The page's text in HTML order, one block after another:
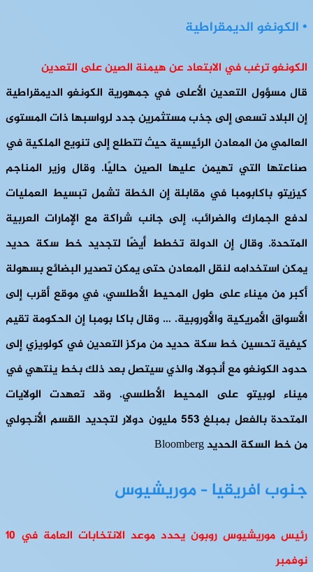
• الكونغو الديمقراطية
الكونغو ترغب في الابتعاد عن هيمنة الصين على التعدين
قال مسؤول التعدين الأعلى في جمهورية الكونغو الديمقراطية
إن البلاد تسعى إلى جذب مستثمرين جدد لرواسبها ذات المستوى
العالمي من المعادن الرئيسية حيث تتطلع إلى تنويع الملكية في
صناعتها التي تهيمن عليها الصين حاليًا. وقال وزير المناجم
كيزيتو باكابومبا في مقابلة إن الخطة تشمل تبسيط العمليات
لدفع الجمارك والضرائب، إلى جانب شراكة مع الإمارات العربية
المتحدة. وقال إن الدولة تخطط أيضًا لتجديد خط سكة حديد
يمكن استخدامه لنقل المعادن حتى يمكن تصدير البضائع بسهولة
أكبر من ميناء على طول المحيط الأطلسي، في موقع أقرب إلى
الأسواق الأمريكية والأوروبية. … وقال باكا بومبا إن الحكومة تقيم
كيفية تحسين خط سكة حديد من مركز التعدين في كولويزي إلى
حدود الكونغو مع أنجولا، والذي سيتصل بعد ذلك بخط ينتهي في
ميناء لوبيتو على المحيط الأطلسي. وقد تعهدت الولايات
المتحدة بالفعل بمبلغ 553 مليون دولار لتجديد القسم الأنجولي
من خط السكة الحديد Bloomberg
جنوب افريقيا – موريشيوس
رئيس موريشيوس روبون يحدد موعد الانتخابات العامة في 10
نوفمبر